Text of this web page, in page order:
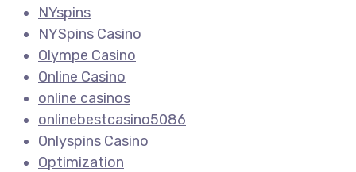
NYspins
NYSpins Casino
Olympe Casino
Online Casino
online casinos
onlinebestcasino5086
Onlyspins Casino
Optimization